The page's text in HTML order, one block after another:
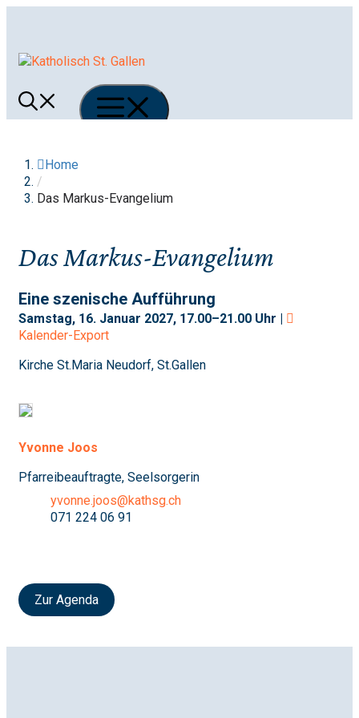
Menü
Home
/
Das Markus-Evangelium
Das Markus-Evangelium
Eine szenische Aufführung
Samstag, 16. Januar 2027, 17.00–21.00 Uhr |
Kalender-Export
Kirche St.Maria Neudorf, St.Gallen
Yvonne Joos
Pfarreibeauftragte, Seelsorgerin
yvonne.joos@kathsg.ch
071 224 06 91
Zur Agenda